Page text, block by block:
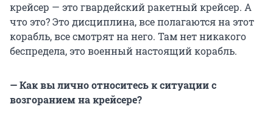
крейсер — это гвардейский ракетный крейсер. А
что это? Это дисциплина, все полагаются на этот
корабль, все смотрят на него. Там нет никакого
беспредела, это военный настоящий корабль.
— Как вы лично относитесь к ситуации с
возгоранием на крейсере?